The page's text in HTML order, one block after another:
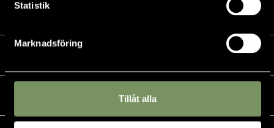
Statistik
Marknadsföring
Tillåt alla